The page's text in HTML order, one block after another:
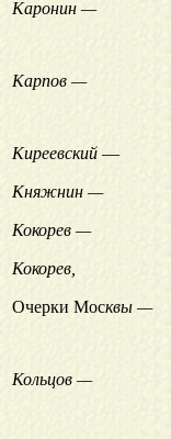
Каронин —
Карпов —
Киреевский—
Княжнин —
Кокорев —
Кокорев,
Очерки Москвы —
Кольцов —